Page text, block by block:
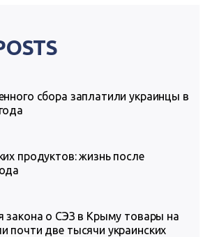
сбора заплатили украинцы в
продуктов: жизнь после
закона о СЭЗ в Крыму товары на
почти две тысячи украинских